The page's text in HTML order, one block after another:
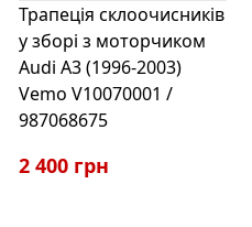
Трапеція склоочисників
у зборі з моторчиком
Audi A3 (1996-2003)
Vemo V10070001 /
987068675
2 400 грн